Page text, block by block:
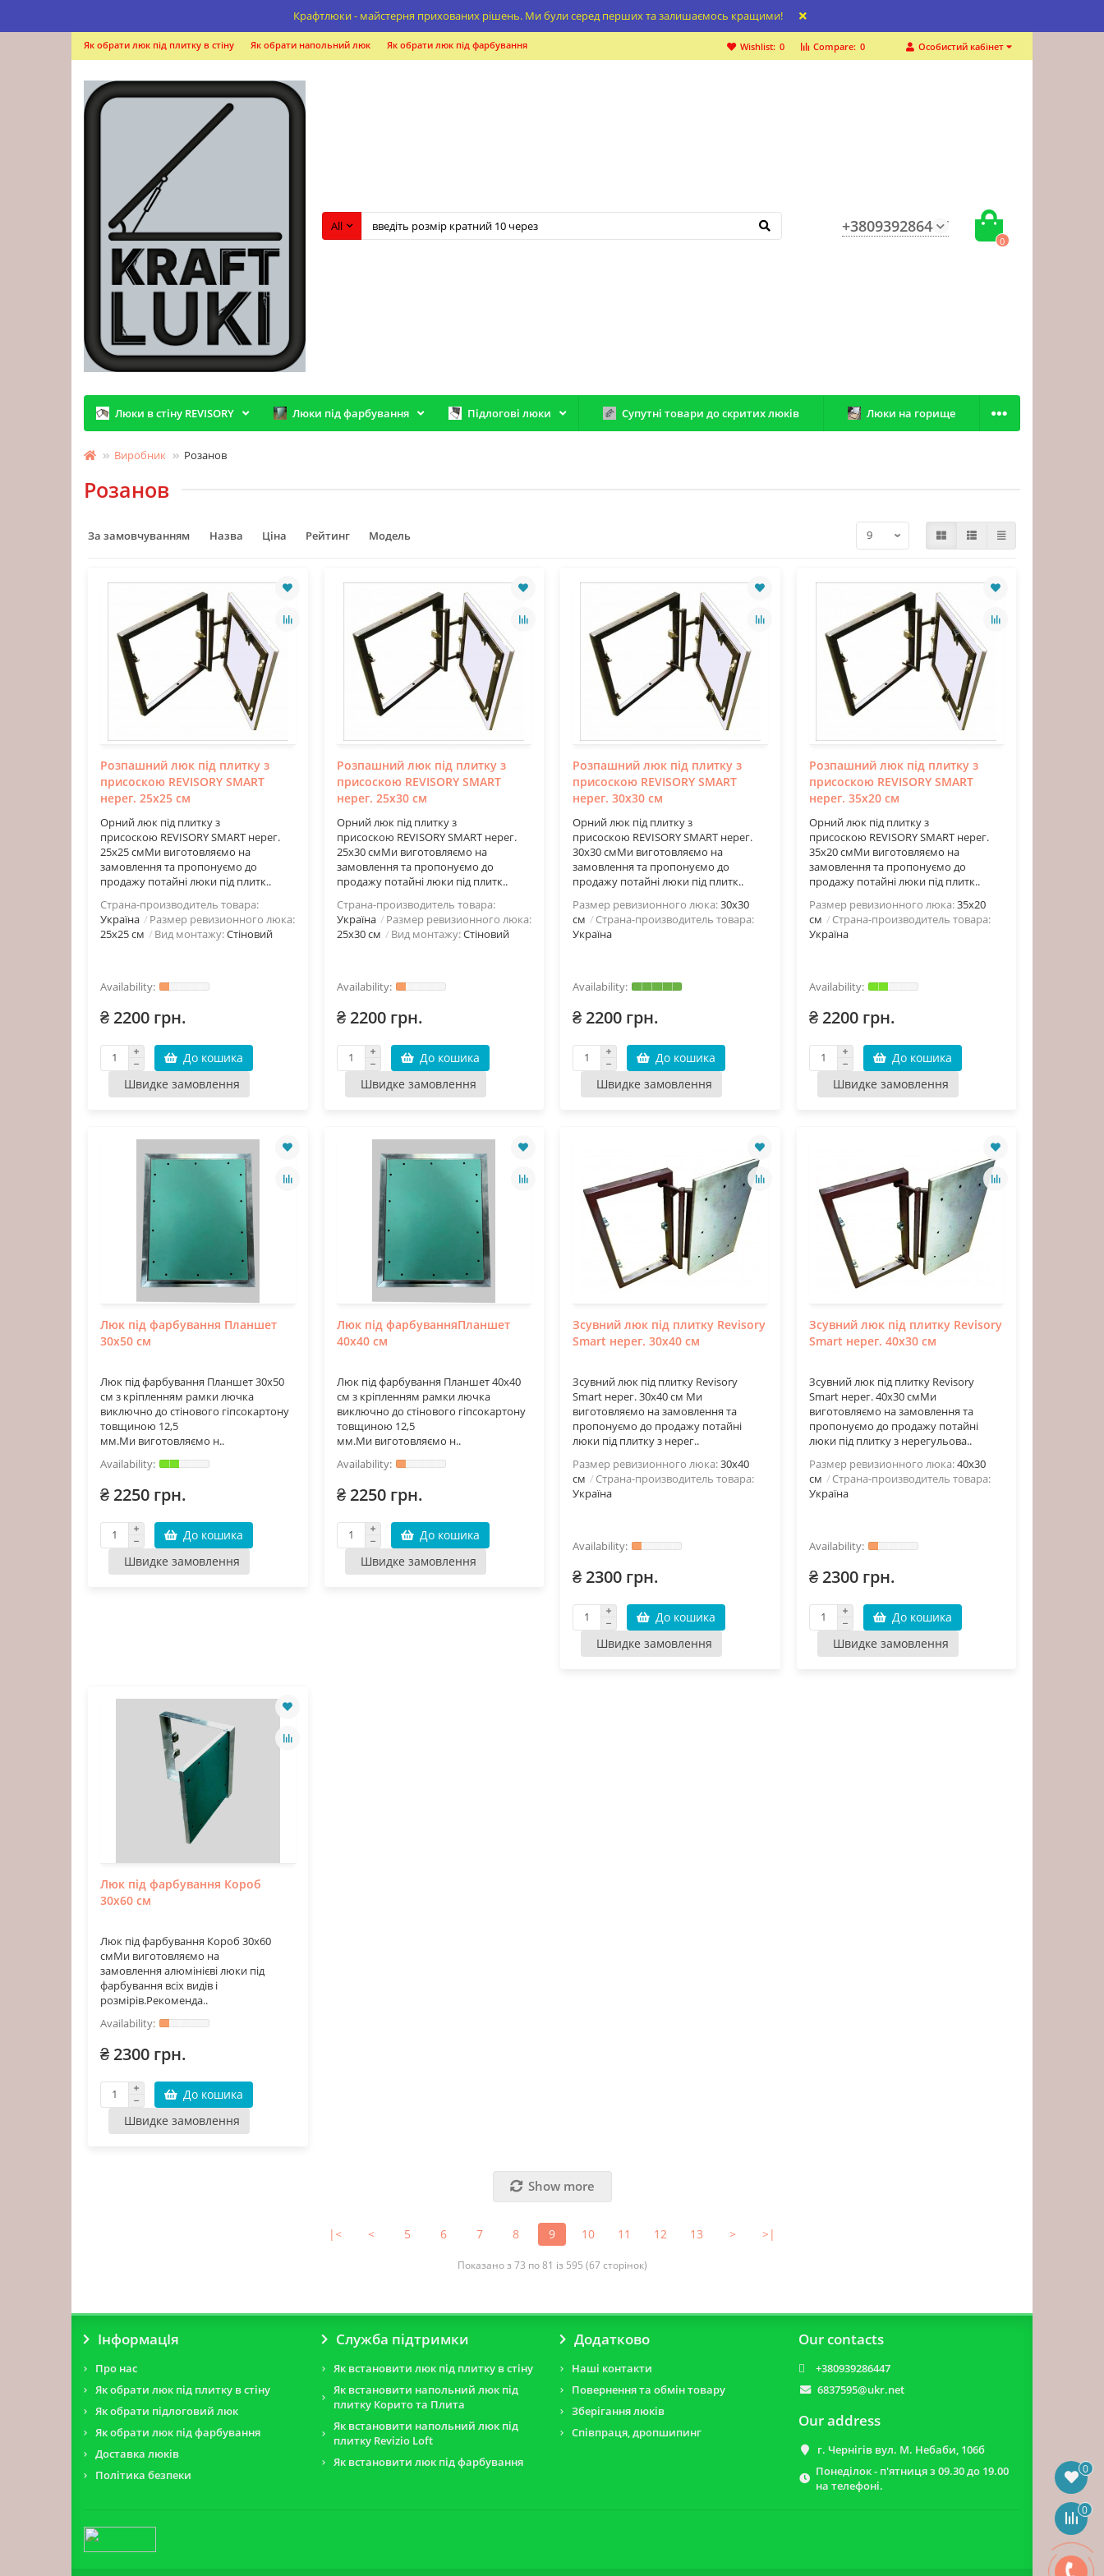
Крафтлюки - майстерня прихованих рішень. Ми були серед перших та залишаємось кращими!
Особистий кабінет
Compare: 0
Wishlist: 0
Як обрати люк під плитку в стіну Як обрати напольний люк Як обрати люк під фарбування
All +380939286447
0
Люки в стіну REVISORY Люки під фарбування Підлогові люки Супутні товари до скритих люків Люки на горище
Виробник Розанов
Розанов
За замовчуванням Назва Ціна Рейтинг Модель
Розпашний люк під плитку з
присоскою REVISORY SMART
нерег. 25х25 см
Орний люк під плитку з
присоскою REVISORY SMART нерег.
25х25 смМи виготовляємо на
замовлення та пропонуємо до
продажу потайні люки під плитк..
Страна-производитель товара:
Україна
Размер ревизионного люка:
25х25 см
Вид монтажу:Стіновий
₴ 2200 грн.
До кошика
Швидке замовлення
Розпашний люк під плитку з
присоскою REVISORY SMART
нерег. 25х30 см
Орний люк під плитку з
присоскою REVISORY SMART нерег.
25х30 смМи виготовляємо на
замовлення та пропонуємо до
продажу потайні люки під плитк..
Страна-производитель товара:
Україна
Размер ревизионного люка:
25х30 см
Вид монтажу:Стіновий
₴ 2200 грн.
До кошика
Швидке замовлення
Розпашний люк під плитку з
присоскою REVISORY SMART
нерег. 30х30 см
Орний люк під плитку з
присоскою REVISORY SMART нерег.
30х30 смМи виготовляємо на
замовлення та пропонуємо до
продажу потайні люки під плитк..
Размер ревизионного люка:30х30
см
Страна-производитель товара:
Україна
₴ 2200 грн.
До кошика
Швидке замовлення
Розпашний люк під плитку з
присоскою REVISORY SMART
нерег. 35х20 см
Орний люк під плитку з
присоскою REVISORY SMART нерег.
35х20 смМи виготовляємо на
замовлення та пропонуємо до
продажу потайні люки під плитк..
Размер ревизионного люка:35х20
см
Страна-производитель товара:
Україна
₴ 2200 грн.
До кошика
Швидке замовлення
Люк під фарбування Планшет
30х50 см
Люк під фарбування Планшет 30х50
см з кріпленням рамки лючка
виключно до стінового гіпсокартону
товщиною 12,5
мм.Ми виготовляємо н..
₴ 2250 грн.
До кошика
Швидке замовлення
Люк під фарбуванняПланшет
40х40 см
Люк під фарбування Планшет 40х40
см з кріпленням рамки лючка
виключно до стінового гіпсокартону
товщиною 12,5
мм.Ми виготовляємо н..
₴ 2250 грн.
До кошика
Швидке замовлення
Зсувний люк під плитку Revisory
Smart нерег. 30х40 см
Зсувний люк під плитку Revisory
Smart нерег. 30х40 см Ми
виготовляємо на замовлення та
пропонуємо до продажу потайні
люки під плитку з нерег..
Размер ревизионного люка:30х40
см
Страна-производитель товара:
Україна
₴ 2300 грн.
До кошика
Швидке замовлення
Зсувний люк під плитку Revisory
Smart нерег. 40х30 см
Зсувний люк під плитку Revisory
Smart нерег. 40х30 смМи
виготовляємо на замовлення та
пропонуємо до продажу потайні
люки під плитку з нерегульова..
Размер ревизионного люка:40х30
см
Страна-производитель товара:
Україна
₴ 2300 грн.
До кошика
Швидке замовлення
Люк під фарбування Короб
30х60 см
Люк під фарбування Короб 30х60
смМи виготовляємо на
замовлення алюмінієві люки під
фарбування всіх видів і
розмірів.Рекоменда..
₴ 2300 грн.
До кошика
Швидке замовлення
Show more
|< < 5 6 7 8 9 10 11 12 13 > >|
Показано з 73 по 81 із 595 (67 сторінок)
ІнформацІя
Про нас
Як обрати люк під плитку в стіну
Як обрати підлоговий люк
Як обрати люк під фарбування
Доставка люків
Політика безпеки
Служба підтримки
Як встановити люк під плитку в стіну
Як встановити напольний люк під
плитку Корито та Плита
Як встановити напольний люк під
плитку Revizio Loft
Як встановити люк під фарбування
Додатково
Наші контакти
Повернення та обмін товару
Зберігання люків
Співпраця, дропшипинг
Our contacts
+380939286447
6837595@ukr.net
Our address
г. Чернігів вул. М. Небаби, 106б
Понеділок - п'ятниця з 09.30 до 19.00
на телефоні.
0
0